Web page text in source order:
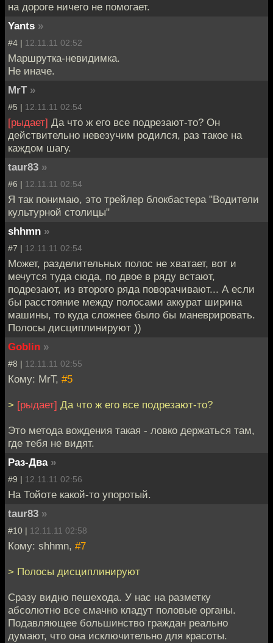
на дороге ничего не помогает.
Yants »
#4 | 12.11.11 02:52
Маршрутка-невидимка.
Не иначе.
MrT »
#5 | 12.11.11 02:54
[рыдает] Да что ж его все подрезают-то? Он
действительно невезучим родился, раз такое на
каждом шагу.
taur83 »
#6 | 12.11.11 02:54
Я так понимаю, это трейлер блокбастера "Водители
культурной столицы"
shhmn »
#7 | 12.11.11 02:54
Может, разделительных полос не хватает, вот и
мечутся туда сюда, по двое в ряду встают,
подрезают, из второго ряда поворачивают... А если
бы расстояние между полосами аккурат ширина
машины, то куда сложнее было бы маневрировать.
Полосы дисциплинируют ))
Goblin »
#8 | 12.11.11 02:55
Кому: MrT, #5
> [рыдает] Да что ж его все подрезают-то?
Это метода вождения такая - ловко держаться там,
где тебя не видят.
Раз-Два »
#9 | 12.11.11 02:56
На Тойоте какой-то упоротый.
taur83 »
#10 | 12.11.11 02:58
Кому: shhmn, #7
> Полосы дисциплинируют
Сразу видно пешехода. У нас на разметку
абсолютно все смачно кладут половые органы.
Подавляющее большинство граждан реально
думают, что она исключительно для красоты.